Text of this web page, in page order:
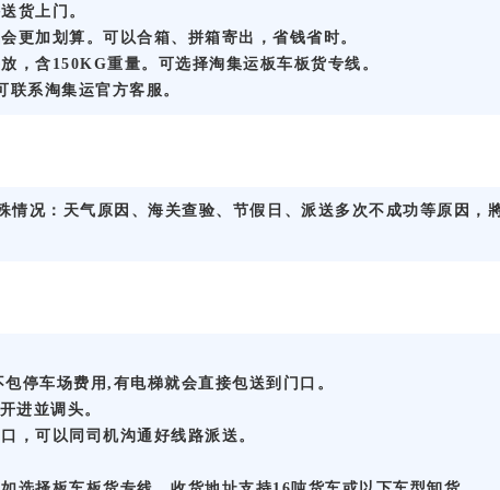
货上门。
更加划算。可以合箱、拼箱寄出，省钱省时。
，含150KG重量。可选择淘集运板车板货专线。
联系淘集运官方客服。
情况：天气原因、海关查验、节假日、派送多次不成功等原因，
停车场费用,有电梯就会直接包送到门口。
进並调头。
，可以同司机沟通好线路派送。